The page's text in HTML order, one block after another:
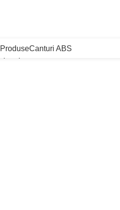
ProduseCanturi ABS